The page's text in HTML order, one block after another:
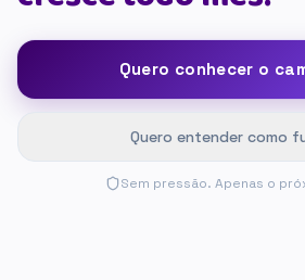
Quero conhecer o
Quero entender como
Sem pressão. Apenas o